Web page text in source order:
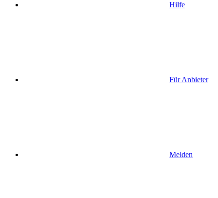
Hilfe
Für Anbieter
Melden